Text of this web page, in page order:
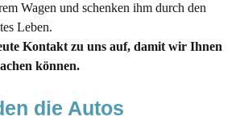
Wagen und schenken ihm durch den
Leben.
Kontakt zu uns auf, damit wir Ihnen
können.
die Autos